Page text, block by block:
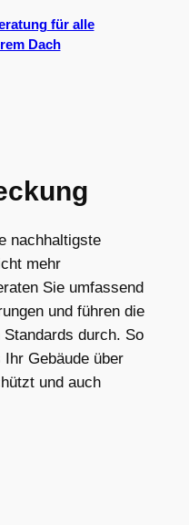
für alle
Dach
nachhaltigste
mehr
Sie umfassend
und führen die
durch. So
Gebäude über
und auch